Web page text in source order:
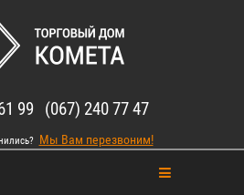
99 (067) 240 77 47
Мы Вам перезвоним!